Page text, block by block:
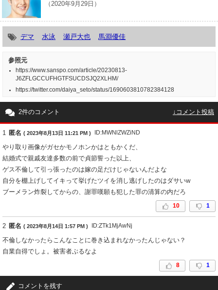
（2020年9月29日）
デマ 水泳 瀬戸大也 馬淵優佳
参照元
https://www.sanspo.com/article/20230813-
J6ZFLGCCUFHGTFSUCDSJQ2XLHM/
https://twitter.com/daiya_seto/status/1690603810782384128
2件のコメント ↓コメント投稿
1 匿名 ( 2023年8月13日 11:21 PM ) ID:MWNlZWZiND
やり取り画像がガセかモノホンかはともかくだ、
結婚式で親戚友達多数の前で貞節誓った以上、
ゲス不倫して引っ張ったのは嫁の足だけじゃないんだよな
自分を棚上げしてイキって挙げたツイを消し逃げしたのはダサいw
ブーメラン炸裂してからの、謝罪嘆願も犯した罪の清算の内だろ
10 1
2 匿名 ( 2023年8月14日 1:57 PM ) ID:ZTk1MjAwNj
不倫しなかったらこんなことに巻き込まれなかったんじゃない？
自業自得でしょ。被害者ぶるなよ
8 1
コメントを残す